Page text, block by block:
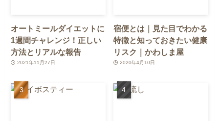
オートミールダイエットに
1週間チャレンジ！正しい
方法とリアルな報告
2021年11月27日
宿便とは｜見た目でわかる
特徴と知っておきたい健康
リスク｜かわしま屋
2020年4月10日